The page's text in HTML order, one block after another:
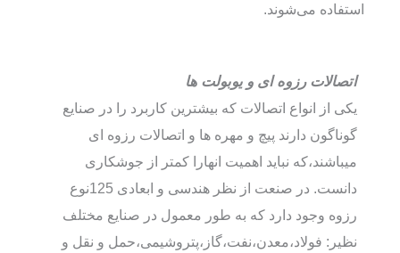
استفاده می‌شوند.
اتصالات رزوه ای و یوبولت ها
یکی از انواع اتصالات که بیشترین کاربرد را در صنایع
گوناگون دارند پیچ و مهره ها و اتصالات رزوه ای
میباشند،که نباید اهمیت انهارا کمتر از جوشکاری
دانست. در صنعت از نظر هندسی و ابعادی 125نوع
رزوه وجود دارد که به طور معمول در صنایع مختلف
نظیر: فولاد،معدن،نفت،گاز،پتروشیمی،حمل و نقل و